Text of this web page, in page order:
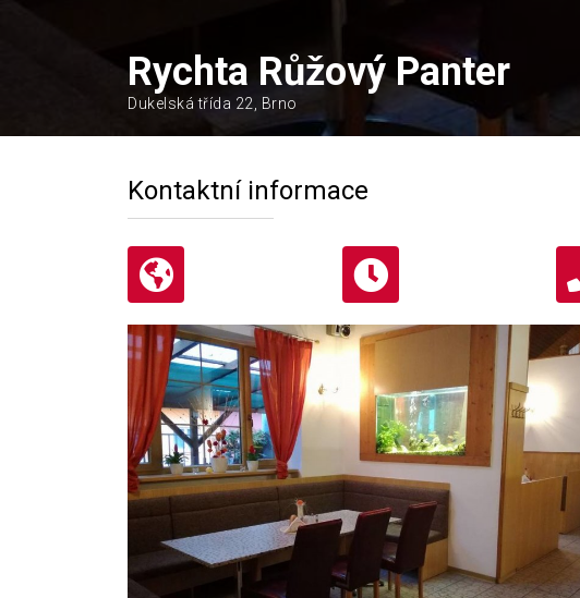
Rychta Růžový Panter
Dukelská třída 22, Brno
Kontaktní informace